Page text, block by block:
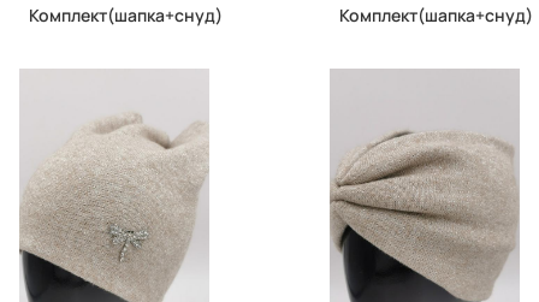
Комплект(шапка+снуд) Комплект(шапка+снуд)